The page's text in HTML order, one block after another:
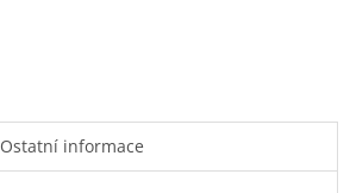
Ostatní informace